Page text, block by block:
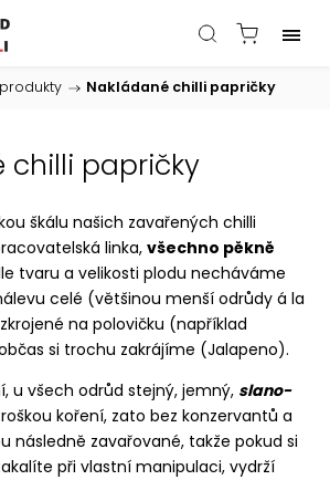
/ Nakládané chilli papričky
chilli papričky
škálu našich zavařených chilli
linka, všechno pěkně
tvaru a velikosti plodu necháváme
celé (většinou menší odrůdy á la
na polovičku (například
si trochu zakrájíme (Jalapeno).
u všech odrůd stejný, jemný, slano-
koření, zato bez konzervantů a
následně zavařované, takže pokud si
při vlastní manipulaci, vydrží